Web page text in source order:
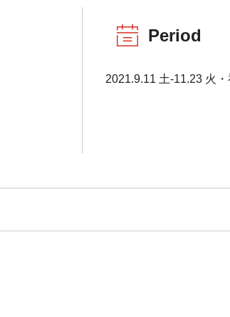
Period
2021.9.11 土-11.23 火・